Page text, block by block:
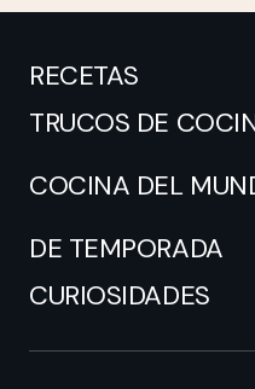
RECETAS
TRUCOS DE
COCINA DEL
DE TEMPORADA
CURIOSIDADES